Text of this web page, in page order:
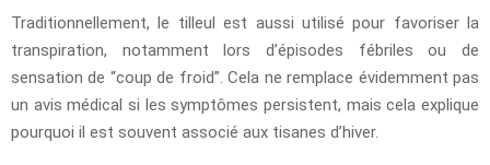
Traditionnellement, le tilleul est aussi utilisé pour favoriser la
transpiration, notamment lors d’épisodes fébriles ou de
sensation de “coup de froid”. Cela ne remplace évidemment pas
un avis médical si les symptômes persistent, mais cela explique
pourquoi il est souvent associé aux tisanes d’hiver.